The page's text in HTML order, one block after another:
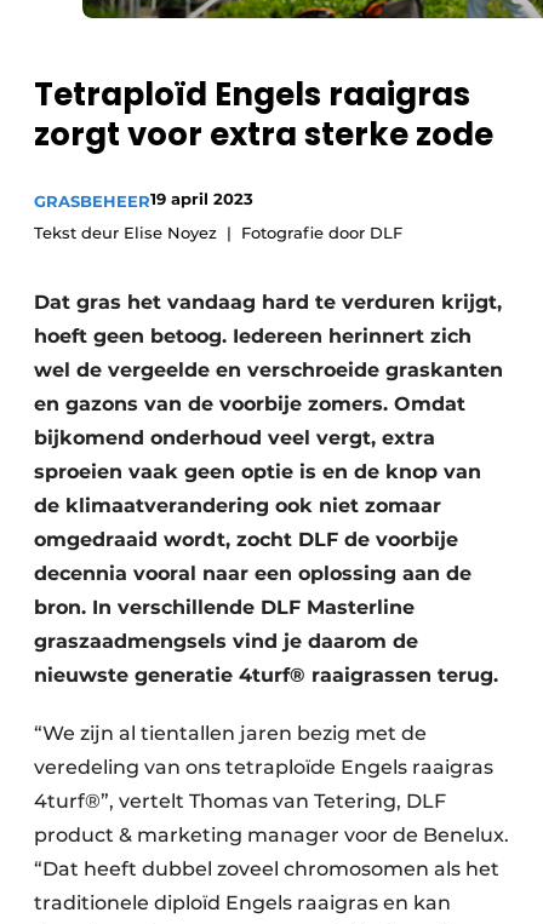
Tetraploïd Engels raaigras
zorgt voor extra sterke zode
GRASBEHEER19 april 2023
Tekst deur Elise Noyez
Fotografie door DLF
Dat gras het vandaag hard te verduren krijgt,
hoeft geen betoog. Iedereen herinnert zich
wel de vergeelde en verschroeide graskanten
en gazons van de voorbije zomers. Omdat
bijkomend onderhoud veel vergt, extra
sproeien vaak geen optie is en de knop van
de klimaatverandering ook niet zomaar
omgedraaid wordt, zocht DLF de voorbije
decennia vooral naar een oplossing aan de
bron. In verschillende DLF Masterline
graszaadmengsels vind je daarom de
nieuwste generatie 4turf® raaigrassen terug.
“We zijn al tientallen jaren bezig met de
veredeling van ons tetraploïde Engels raaigras
4turf®”, vertelt Thomas van Tetering, DLF
product & marketing manager voor de Benelux.
“Dat heeft dubbel zoveel chromosomen als het
traditionele diploïd Engels raaigras en kan